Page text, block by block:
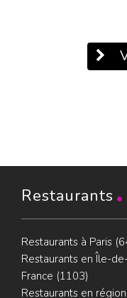
Restaurants
Restaurants à Paris
Restaurants en Île-
France (1103)
Restaurants en région